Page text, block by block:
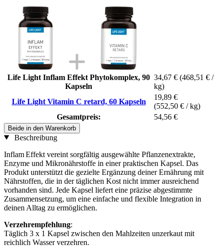
Life Light Inflam Effekt Phytokomplex, 90
Kapseln
34,67 € (468,51 € /
kg)
Life Light Vitamin C retard, 60 Kapseln
19,89 €
(552,50 € / kg)
Gesamtpreis:
54,56 €
Beide in den Warenkorb
Beschreibung
Inflam Effekt vereint sorgfältig ausgewählte Pflanzenextrakte,
Enzyme und Mikronährstoffe in einer praktischen Kapsel. Das
Produkt unterstützt die gezielte Ergänzung deiner Ernährung mit
Nährstoffen, die in der täglichen Kost nicht immer ausreichend
vorhanden sind. Jede Kapsel liefert eine präzise abgestimmte
Zusammensetzung, um eine einfache und flexible Integration in
deinen Alltag zu ermöglichen.
Verzehrempfehlung:
Täglich 3 x 1 Kapsel zwischen den Mahlzeiten unzerkaut mit
reichlich Wasser verzehren.